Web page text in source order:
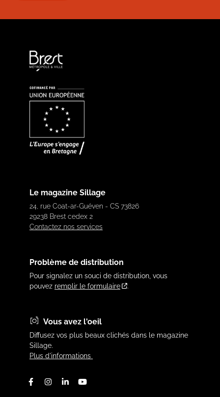
Le magazine Sillage
24, rue Coat-ar-Guéven - CS 73826
29238 Brest cedex 2
Contactez nos services
Problème de distribution
Pour signalez un souci de distribution, vous
pouvez remplir le formulaire .
Vous avez l'oeil
Diffusez vos plus beaux clichés dans le magazine
Sillage.
Plus d'informations
FacebookInstagram
LinkedinYoutube